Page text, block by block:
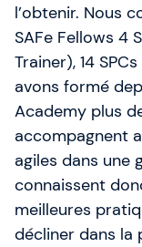
l’obtenir. Nous
SAFe Fellows 4
Trainer), 14
avons formé
Academy plus
accompagnent
agiles dans une
connaissent
meilleures
décliner dans la